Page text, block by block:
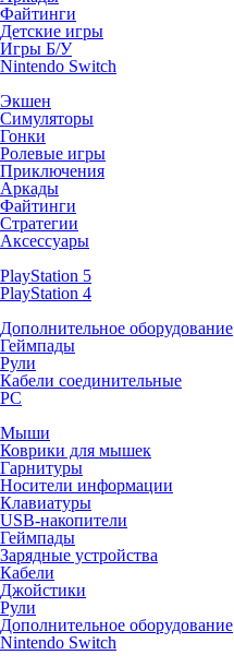
Файтинги
Детские игры
Игры Б/У
Nintendo Switch
Экшен
Симуляторы
Гонки
Ролевые игры
Приключения
Аркады
Файтинги
Стратегии
Аксессуары
PlayStation 5
PlayStation 4
Дополнительное оборудование
Геймпады
Рули
Кабели соединительные
PC
Мыши
Коврики для мышек
Гарнитуры
Носители информации
Клавиатуры
USB-накопители
Геймпады
Зарядные устройства
Кабели
Джойстики
Рули
Дополнительное оборудование
Nintendo Switch